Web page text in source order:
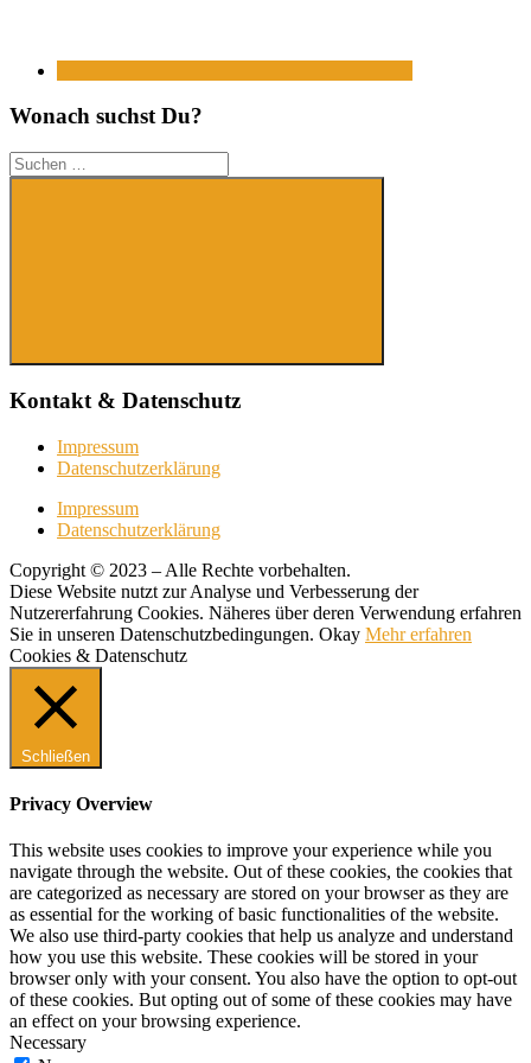
Wonach suchst Du?
Suchen
nach:
Suchen
Kontakt & Datenschutz
Impressum
Datenschutzerklärung
Impressum
Datenschutzerklärung
Copyright © 2023 – Alle Rechte vorbehalten.
Diese Website nutzt zur Analyse und Verbesserung der
Nutzererfahrung Cookies. Näheres über deren Verwendung erfahren
Sie in unseren Datenschutzbedingungen. Okay Mehr erfahren
Cookies & Datenschutz
Schließen
Privacy Overview
This website uses cookies to improve your experience while you
navigate through the website. Out of these cookies, the cookies that
are categorized as necessary are stored on your browser as they are
as essential for the working of basic functionalities of the website.
We also use third-party cookies that help us analyze and understand
how you use this website. These cookies will be stored in your
browser only with your consent. You also have the option to opt-out
of these cookies. But opting out of some of these cookies may have
an effect on your browsing experience.
Necessary